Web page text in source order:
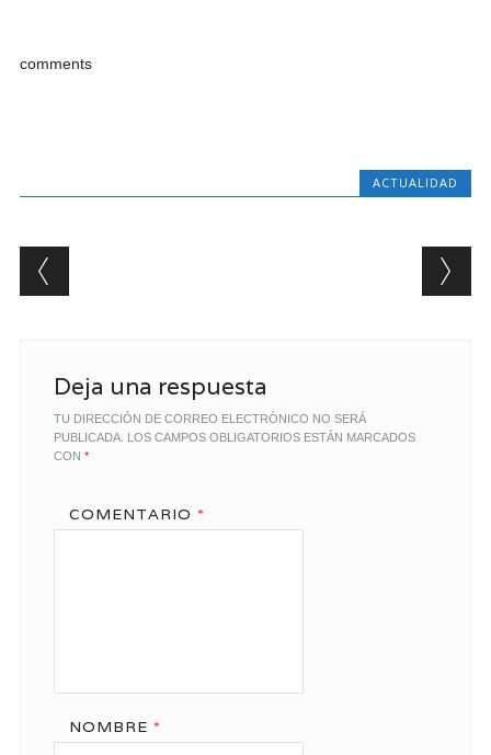
comments
ACTUALIDAD
Post navigation
Deja una respuesta
TU DIRECCIÓN DE CORREO ELECTRÓNICO NO SERÁ
PUBLICADA. LOS CAMPOS OBLIGATORIOS ESTÁN MARCADOS
CON *
COMENTARIO *
NOMBRE *